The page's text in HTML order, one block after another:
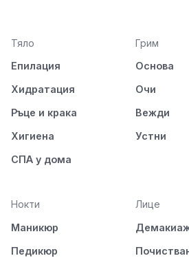
Тяло
Епилация
Хидратация
Ръце и крака
Хигиена
СПА у дома
Грим
Основа
Очи
Вежди
Устни
Нокти
Маникюр
Педикюр
Лице